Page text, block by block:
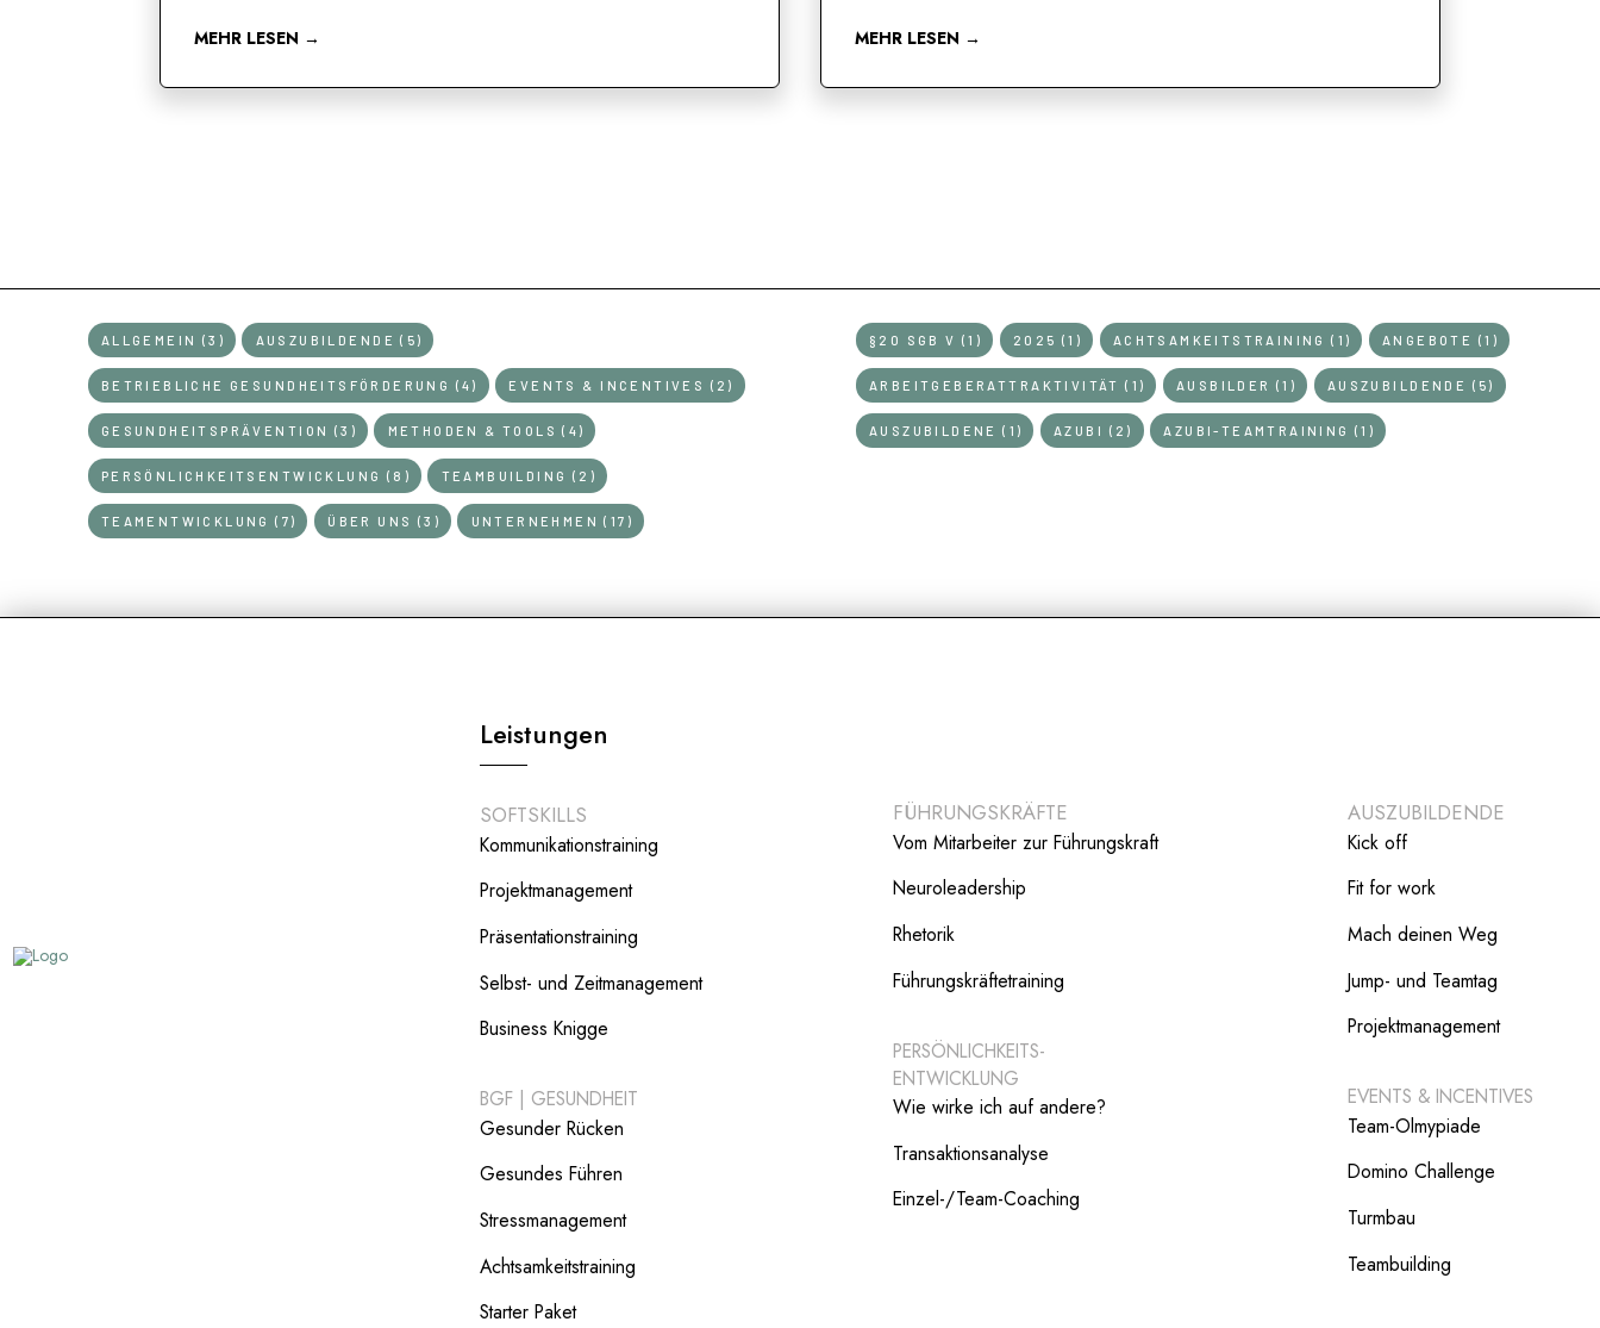
MEHR LESEN → MEHR LESEN →
KATEGORIEN
ALLGEMEIN (3) AUSZUBILDENDE (5)
BETRIEBLICHE GESUNDHEITSFÖRDERUNG (4) EVENTS & INCENTIVES (2)
GESUNDHEITSPRÄVENTION (3) METHODEN & TOOLS (4)
PERSÖNLICHKEITSENTWICKLUNG (8) TEAMBUILDING (2)
TEAMENTWICKLUNG (7) ÜBER UNS (3) UNTERNEHMEN (17)
§20 SGB V (1) 2025 (1) ACHTSAMKEITSTRAINING (1) ANGEBOTE (1)
ARBEITGEBERATTRAKTIVITÄT (1) AUSBILDER (1) AUSZUBILDENDE (5)
AUSZUBILDENE (1) AZUBI (2) AZUBI-TEAMTRAINING (1)
Leistungen
SOFTSKILLS
Kommunikationstraining
Projektmanagement
Präsentationstraining
Selbst- und Zeitmanagement
Business Knigge
BGF | GESUNDHEIT
Gesunder Rücken
Gesundes Führen
Stressmanagement
Achtsamkeitstraining
Starter Paket
FÜHRUNGSKRÄFTE
Vom Mitarbeiter zur Führungskraft
Neuroleadership
Rhetorik
Führungskräftetraining
PERSÖNLICHKEITS-
ENTWICKLUNG
Wie wirke ich auf andere?
Transaktionsanalyse
Einzel-/Team-Coaching
AUSZUBILDENDE
Kick off
Fit for work
Mach deinen Weg
Jump- und Teamtag
Projektmanagement
EVENTS & INCENTIVES
Team-Olmypiade
Domino Challenge
Turmbau
Teambuilding